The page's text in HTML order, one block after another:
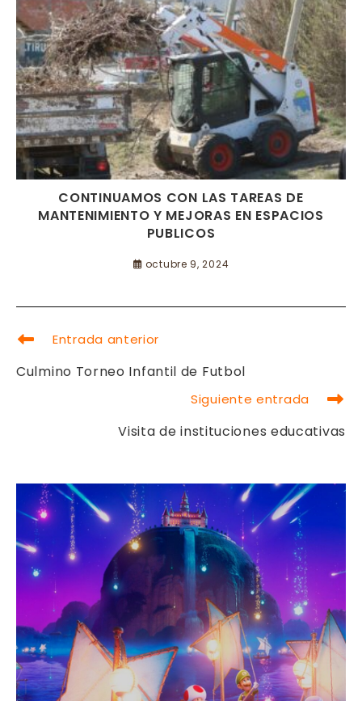
CONTINUAMOS CON LAS TAREAS DE
MANTENIMIENTO Y MEJORAS EN ESPACIOS
PUBLICOS
octubre 9, 2024
LEER
ARTÍCULOS
Entrada anterior
Culmino Torneo Infantil de Futbol
Siguiente entrada
Visita de instituciones educativas